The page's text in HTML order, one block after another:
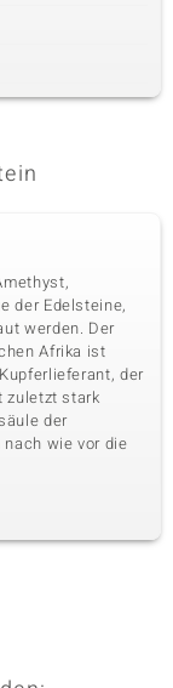
der Edelsteine,
werden. Der
Afrika ist
der
zuletzt stark
der
wie vor die